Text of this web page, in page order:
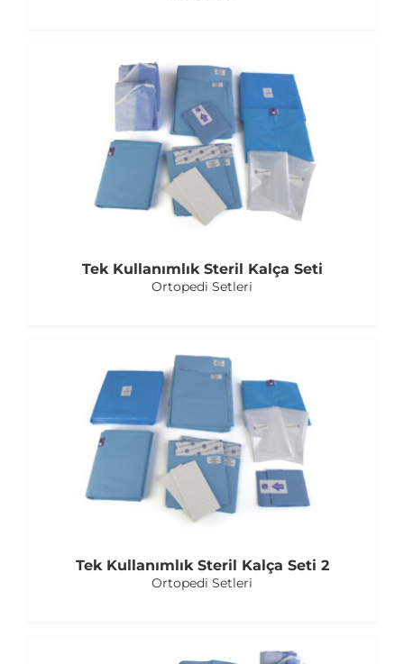
Tek Kullanımlık Steril Kalça Seti
Ortopedi Setleri
Tek Kullanımlık Steril Kalça Seti 2
Ortopedi Setleri